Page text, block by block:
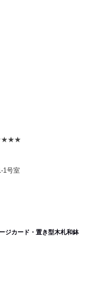
1号室
ジカード・置き型木札和鉢